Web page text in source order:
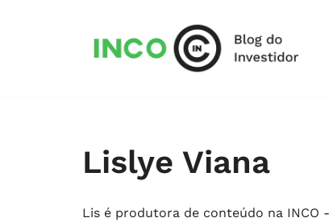
Lislye Viana
Lis é produtora de conteúdo na